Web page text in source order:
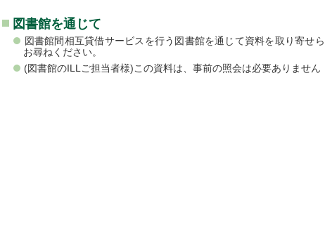
図書館を通じて
図書館間相互貸借サービスを行う図書館を通じて資料を取り寄せ
お尋ねください。
(図書館のILLご担当者様)この資料は、事前の照会は必要ありません